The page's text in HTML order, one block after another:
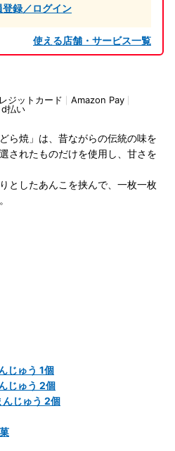
登録／ログイン
使える店舗・サービス一覧
ジットカード
Amazon Pay
d払い
ら焼」は、昔ながらの伝統の味を
されたものだけを使用し、甘さを
としたあんこを挟んで、一枚一枚
じゅう 1個
じゅう 2個
じゅう 2個